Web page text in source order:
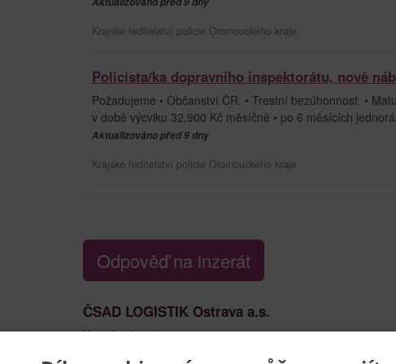
Krajské ředitelství policie Olomouckého kraje
Policista/ka dopravního inspektorátu, nově
Požadujeme • Občanství ČR. • Trestní bezúhonnost. •
v době výcviku 32.900 Kč měsíčně • po 6 měsících
Aktualizováno před 9 dny
Krajské ředitelství policie Olomouckého kraje
Odpověď na inzerát
ČSAD LOGISTIK Ostrava a.s.
Kontaktní osoba: